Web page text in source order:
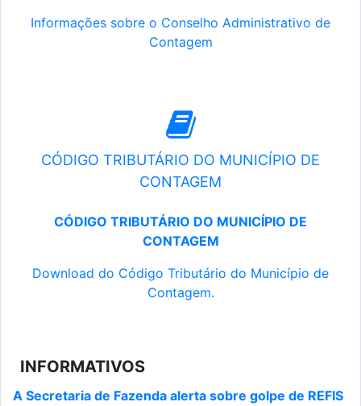
Informações sobre o Conselho Administrativo de
Contagem
CÓDIGO TRIBUTÁRIO DO MUNICÍPIO DE
CONTAGEM
CÓDIGO TRIBUTÁRIO DO MUNICÍPIO DE
CONTAGEM
Download do Código Tributário do Município de
Contagem.
INFORMATIVOS
A Secretaria de Fazenda alerta sobre golpe de REFIS